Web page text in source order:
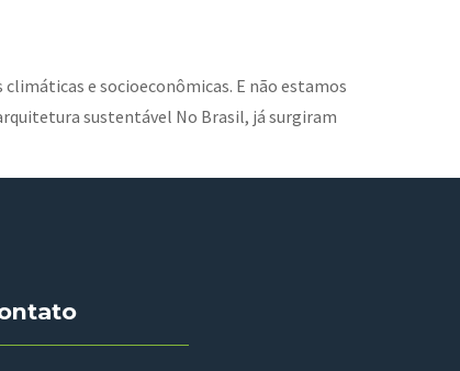
e socioeconômicas. E não estamos
sustentável No Brasil, já surgiram